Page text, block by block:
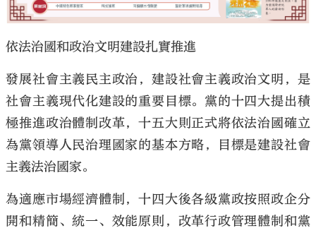
依法治國和政治文明建設扎實推進
發展社會主義民主政治，建設社會主義政治文明，是
社會主義現代化建設的重要目標。黨的十四大提出積
極推進政治體制改革，十五大則正式將依法治國確立
為黨領導人民治理國家的基本方略，目標是建設社會
主義法治國家。
為適應市場經濟體制，十四大後各級黨政按照政企分
開和精簡、統一、效能原則，改革行政管理體制和黨